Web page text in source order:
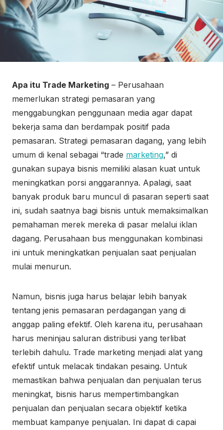
Apa itu Trade Marketing – Perusahaan
memerlukan strategi pemasaran yang
menggabungkan penggunaan media agar dapat
bekerja sama dan berdampak positif pada
pemasaran. Strategi pemasaran dagang, yang lebih
umum di kenal sebagai “trade marketing,” di
gunakan supaya bisnis memiliki alasan kuat untuk
meningkatkan porsi anggarannya. Apalagi, saat
banyak produk baru muncul di pasaran seperti saat
ini, sudah saatnya bagi bisnis untuk memaksimalkan
pemahaman merek mereka di pasar melalui iklan
dagang. Perusahaan bus menggunakan kombinasi
ini untuk meningkatkan penjualan saat penjualan
mulai menurun.
Namun, bisnis juga harus belajar lebih banyak
tentang jenis pemasaran perdagangan yang di
anggap paling efektif. Oleh karena itu, perusahaan
harus meninjau saluran distribusi yang terlibat
terlebih dahulu. Trade marketing menjadi alat yang
efektif untuk melacak tindakan pesaing. Untuk
memastikan bahwa penjualan dan penjualan terus
meningkat, bisnis harus mempertimbangkan
penjualan dan penjualan secara objektif ketika
membuat kampanye penjualan. Ini dapat di capai